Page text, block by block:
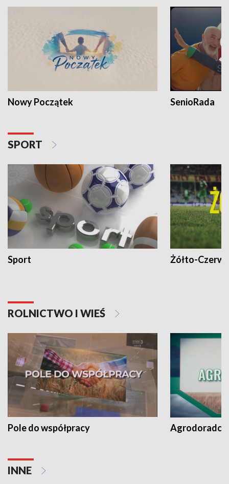
Nowy Początek SenioRada
SPORT
Sport Żółto-
ROLNICTWO I WIEŚ
Pole do współpracy Agrodoradcy
INNE